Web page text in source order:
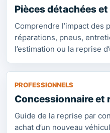
Pièces détachées
Comprendre l’impact des
réparations, pneus,
l’estimation ou la reprise
PROFESSIONNELS
Concessionnaire et
Guide de la reprise par
achat d’un nouveau